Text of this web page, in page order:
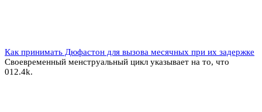
Как принимать Дюфастон для вызова месячных при их задержке
Своевременный менструальный цикл указывает на то, что
012.4k.